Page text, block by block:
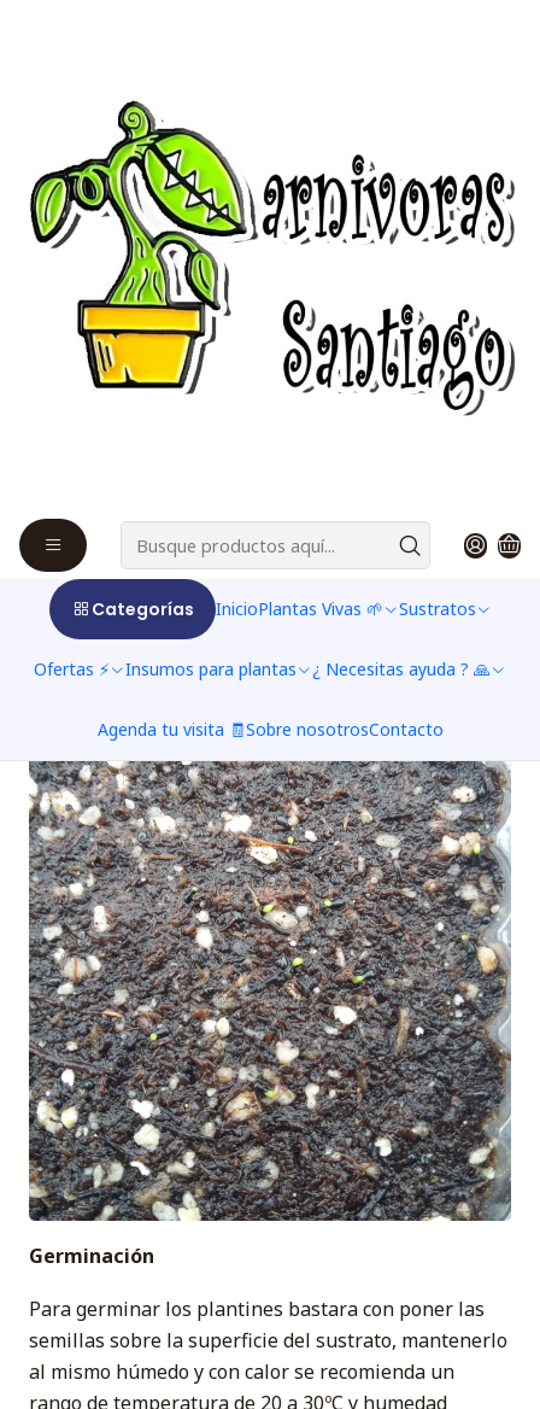
Categorías InicioPlantas Vivas 🌱 Sustratos
Ofertas ⚡ Insumos para plantas ¿ Necesitas ayuda ? 🙏
Agenda tu visita 🧾Sobre nosotrosContacto
Crecimiento y Desarrollo
Hay muchas semillas que debido a su origen
necesitan pasar frío para poder germinar. Ello lo
hacen de manera natural en hábitat, ya que los
inviernos son duros con nevadas, y con la llegada de
la primavera y de las altas temperaturas la semilla
sabe que debe de germinar en esos días y eso es algo
que hace de una manera espectacular. Sin embargo,
estratificación artificial.
Germinación
Para germinar los plantines bastara con poner las
semillas sobre la superficie del sustrato, mantenerlo
al mismo húmedo y con calor se recomienda un
rango de temperatura de 20 a 30ºC y humedad